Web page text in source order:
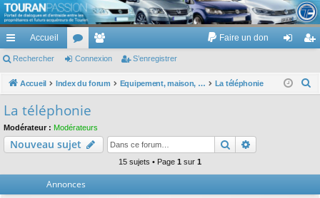
TouranPassion
Le forum des propriétaires ou futurs acquéreurs du Volkswagen Touran
cc
ès
pi
de
Accueil
or
u
e
m
Faire un don
ne nr
Rechercher Connexion S’enregistrer
Accueil Index du forum Equipement, maison, famille, passion, hobby, détente, ... La téléphonie
c
La téléphonie
Modérateur : Modérateurs
Nouveau sujet Rechercher
15 sujets • Page 1 sur 1
Annonces